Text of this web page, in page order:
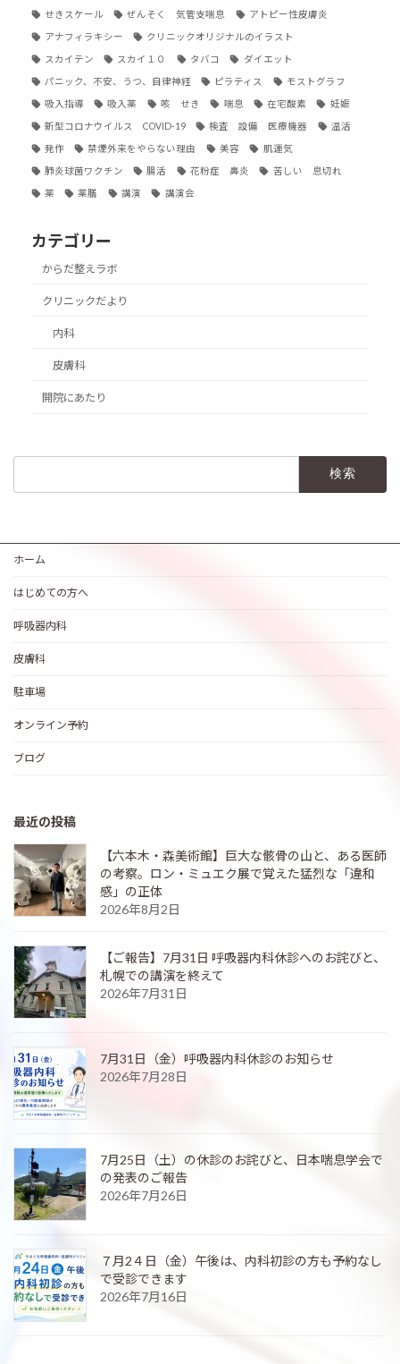
せきスケール ぜんそく 気管支喘息 アトピー性皮膚炎
アナフィラキシー クリニックオリジナルのイラスト
スカイテン スカイ１０ タバコ ダイエット
パニック、不安、うつ、自律神経 ピラティス モストグラフ
吸入指導 吸入薬 咳 せき 喘息 在宅酸素 妊娠
新型コロナウイルス COVID-19 検査 設備 医療機器 温活
発作 禁煙外来をやらない理由 美容 肌運気
肺炎球菌ワクチン 腸活 花粉症 鼻炎 苦しい 息切れ
薬 薬膳 講演 講演会
カテゴリー
からだ整えラボ
クリニックだより
内科
皮膚科
開院にあたり
ホーム
はじめての方へ
呼吸器内科
皮膚科
駐車場
オンライン予約
ブログ
最近の投稿
【六本木・森美術館】巨大な骸骨の山と、ある医師
の考察。ロン・ミュエク展で覚えた猛烈な「違和
感」の正体
2026年8月2日
【ご報告】7月31日 呼吸器内科休診へのお詫びと、
札幌での講演を終えて
2026年7月31日
7月31日（金）呼吸器内科休診のお知らせ
2026年7月28日
7月25日（土）の休診のお詫びと、日本喘息学会で
の発表のご報告
2026年7月26日
７月2４日（金）午後は、内科初診の方も予約なし
で受診できます
2026年7月16日